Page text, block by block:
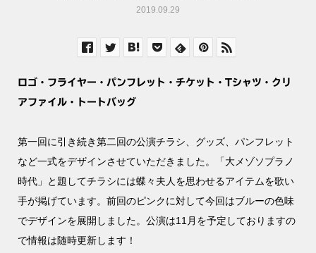
2019.09.29
ロゴ・フライヤー・パンフレット・チケット・Tシャツ・クリ
アファイル・トートバッグ
第一回に引き続き第二回の公演チラシ、グッズ、パンフレット
など一式をデザインさせていただきました。「大メゾソプラノ
時代」と題してチラシには蝶々夫人を思わせるアイテムを歌い
手が掲げています。前回のピンクに対して今回はブルーの色味
でデザインを展開しました。公演は11月を予定しておりますの
で情報は随時更新します！